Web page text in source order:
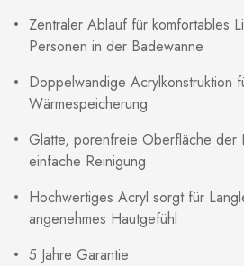
Zentraler Ablauf für komfortables
Personen in der Badewanne
Doppelwandige Acrylkonstruktion
Wärmespeicherung
Glatte, porenfreie Oberfläche der
einfache Reinigung
Hochwertiges Acryl sorgt für
angenehmes Hautgefühl
5 Jahre Garantie